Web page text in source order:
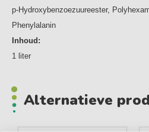
p-Hydroxybenzoezuureester,
Phenylalanin
Inhoud:
1 liter
Alternatieve